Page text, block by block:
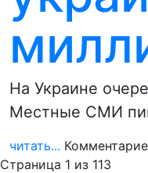
На Украине
Местные СМИ
читать...
Страница 1 из 113